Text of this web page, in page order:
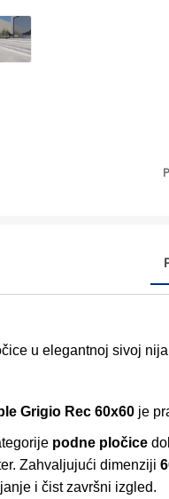
u elegantnoj sivoj
Grigio Rec 60x60je
podne pločice
Zahvaljujući dimenziji
i čist završni izgled.